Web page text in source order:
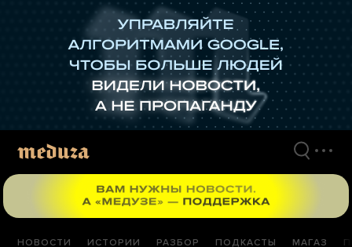
НОВОСТИ ИСТОРИИ РАЗБОР ПОДКАСТЫ МАГАЗ